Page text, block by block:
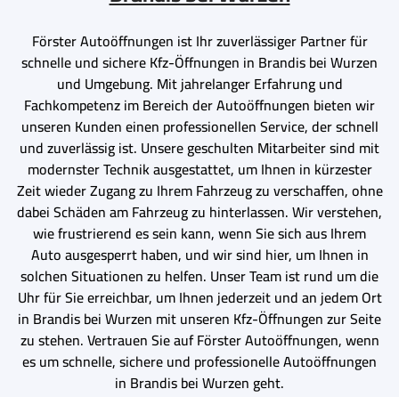
Förster Autoöffnungen ist Ihr zuverlässiger Partner für
schnelle und sichere Kfz-Öffnungen in Brandis bei Wurzen
und Umgebung. Mit jahrelanger Erfahrung und
Fachkompetenz im Bereich der Autoöffnungen bieten wir
unseren Kunden einen professionellen Service, der schnell
und zuverlässig ist. Unsere geschulten Mitarbeiter sind mit
modernster Technik ausgestattet, um Ihnen in kürzester
Zeit wieder Zugang zu Ihrem Fahrzeug zu verschaffen, ohne
dabei Schäden am Fahrzeug zu hinterlassen. Wir verstehen,
wie frustrierend es sein kann, wenn Sie sich aus Ihrem
Auto ausgesperrt haben, und wir sind hier, um Ihnen in
solchen Situationen zu helfen. Unser Team ist rund um die
Uhr für Sie erreichbar, um Ihnen jederzeit und an jedem Ort
in Brandis bei Wurzen mit unseren Kfz-Öffnungen zur Seite
zu stehen. Vertrauen Sie auf Förster Autoöffnungen, wenn
es um schnelle, sichere und professionelle Autoöffnungen
in Brandis bei Wurzen geht.